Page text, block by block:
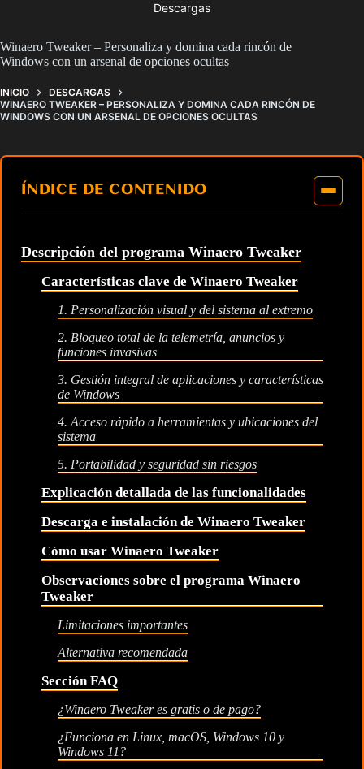
Descargas
Winaero Tweaker – Personaliza y domina cada rincón de
Windows con un arsenal de opciones ocultas
INICIO
DESCARGAS
WINAERO TWEAKER – PERSONALIZA Y DOMINA CADA RINCÓN DE
WINDOWS CON UN ARSENAL DE OPCIONES OCULTAS
ÍNDICE DE CONTENIDO
Descripción del programa Winaero Tweaker
Características clave de Winaero Tweaker
1. Personalización visual y del sistema al extremo
2. Bloqueo total de la telemetría, anuncios y
funciones invasivas
3. Gestión integral de aplicaciones y características
de Windows
4. Acceso rápido a herramientas y ubicaciones del
sistema
5. Portabilidad y seguridad sin riesgos
Explicación detallada de las funcionalidades
Descarga e instalación de Winaero Tweaker
Cómo usar Winaero Tweaker
Observaciones sobre el programa Winaero
Tweaker
Limitaciones importantes
Alternativa recomendada
Sección FAQ
¿Winaero Tweaker es gratis o de pago?
¿Funciona en Linux, macOS, Windows 10 y
Windows 11?